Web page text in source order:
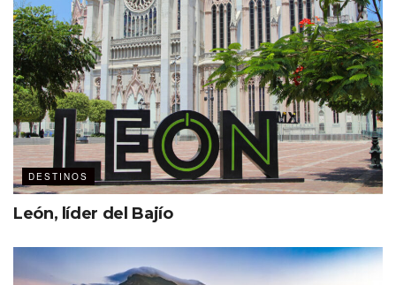
DESTINOS
León, líder del Bajío